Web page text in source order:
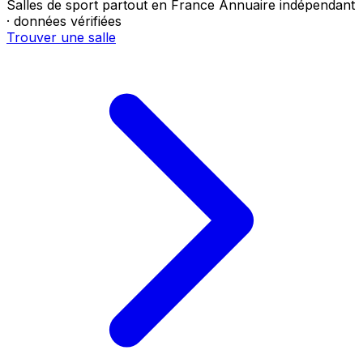
Salles de sport partout en France Annuaire indépendant
· données vérifiées
Trouver une salle